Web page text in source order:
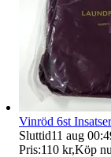
Ersättning om
Vinröd 6st
Sluttid11 aug
Pris:110 kr,Köp nu